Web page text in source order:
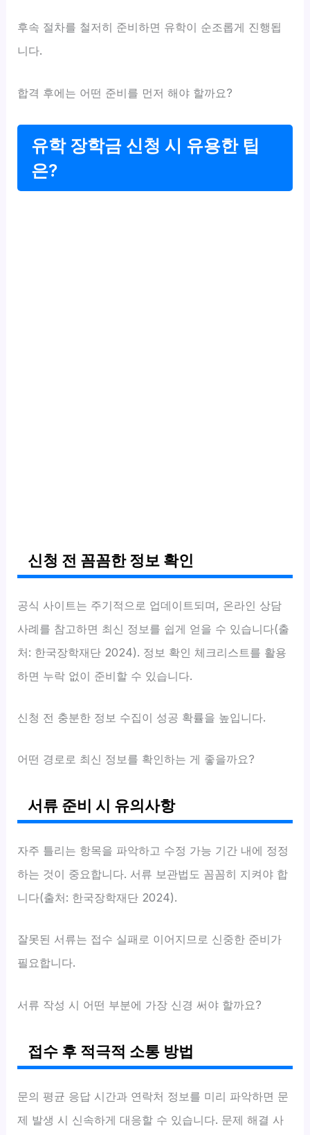
후속 절차를 철저히 준비하면 유학이 순조롭게 진행됩
니다.
합격 후에는 어떤 준비를 먼저 해야 할까요?
유학 장학금 신청 시 유용한 팁
은?
신청 전 꼼꼼한 정보 확인
공식 사이트는 주기적으로 업데이트되며, 온라인 상담
사례를 참고하면 최신 정보를 쉽게 얻을 수 있습니다(출
처: 한국장학재단 2024). 정보 확인 체크리스트를 활용
하면 누락 없이 준비할 수 있습니다.
신청 전 충분한 정보 수집이 성공 확률을 높입니다.
어떤 경로로 최신 정보를 확인하는 게 좋을까요?
서류 준비 시 유의사항
자주 틀리는 항목을 파악하고 수정 가능 기간 내에 정정
하는 것이 중요합니다. 서류 보관법도 꼼꼼히 지켜야 합
니다(출처: 한국장학재단 2024).
잘못된 서류는 접수 실패로 이어지므로 신중한 준비가
필요합니다.
서류 작성 시 어떤 부분에 가장 신경 써야 할까요?
접수 후 적극적 소통 방법
문의 평균 응답 시간과 연락처 정보를 미리 파악하면 문
제 발생 시 신속하게 대응할 수 있습니다. 문제 해결 사